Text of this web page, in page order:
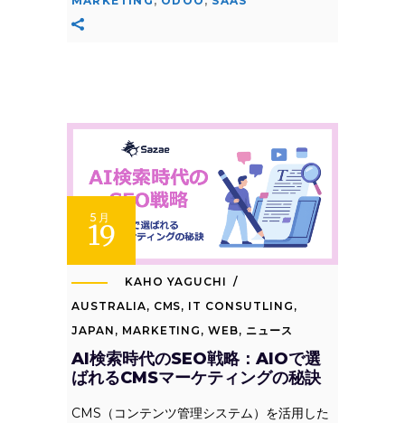
5月
19
KAHO YAGUCHI
AUSTRALIA, CMS, IT CONSUTLING ,
JAPAN , MARKETING ,WEB, ニュース
AI検索時代のSEO戦略：AIOで選
ばれるCMSマーケティングの秘訣
CMS（コンテンツ管理システム）を活用した